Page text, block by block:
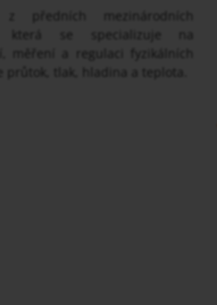
která se specializuje na
měření a regulaci fyzikálních
průtok, tlak, hladina a teplota.